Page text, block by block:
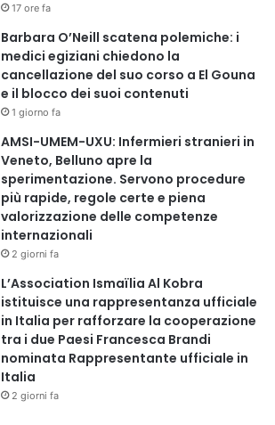
17 ore fa
Barbara O’Neill scatena polemiche: i
medici egiziani chiedono la
cancellazione del suo corso a El Gouna
e il blocco dei suoi contenuti
1 giorno fa
AMSI-UMEM-UXU: Infermieri stranieri in
Veneto, Belluno apre la
sperimentazione. Servono procedure
più rapide, regole certe e piena
valorizzazione delle competenze
internazionali
2 giorni fa
L’Association Ismaïlia Al Kobra
istituisce una rappresentanza ufficiale
in Italia per rafforzare la cooperazione
tra i due Paesi Francesca Brandi
nominata Rappresentante ufficiale in
Italia
2 giorni fa